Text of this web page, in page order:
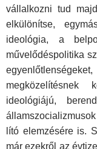
vállalkozni tud
elkülönítse,
ideológia, a
művelődés­politika
ideológiájú,
lító elemzésére is.
már ezekről az